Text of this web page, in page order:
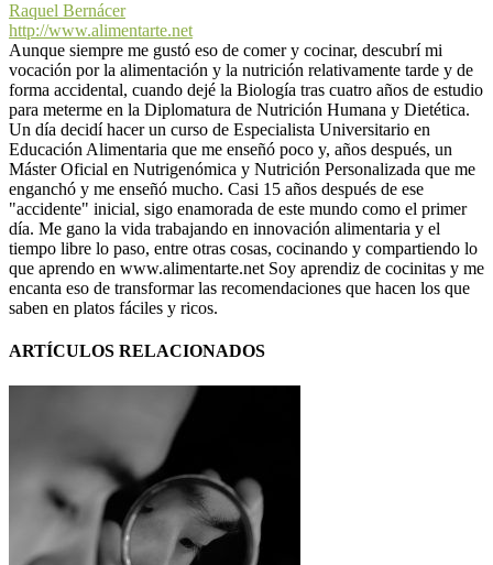
Raquel Bernácer
http://www.alimentarte.net
Aunque siempre me gustó eso de comer y cocinar, descubrí mi
vocación por la alimentación y la nutrición relativamente tarde y de
forma accidental, cuando dejé la Biología tras cuatro años de estudio
para meterme en la Diplomatura de Nutrición Humana y Dietética.
Un día decidí hacer un curso de Especialista Universitario en
Educación Alimentaria que me enseñó poco y, años después, un
Máster Oficial en Nutrigenómica y Nutrición Personalizada que me
enganchó y me enseñó mucho. Casi 15 años después de ese
"accidente" inicial, sigo enamorada de este mundo como el primer
día. Me gano la vida trabajando en innovación alimentaria y el
tiempo libre lo paso, entre otras cosas, cocinando y compartiendo lo
que aprendo en www.alimentarte.net Soy aprendiz de cocinitas y me
encanta eso de transformar las recomendaciones que hacen los que
saben en platos fáciles y ricos.
ARTÍCULOS RELACIONADOS